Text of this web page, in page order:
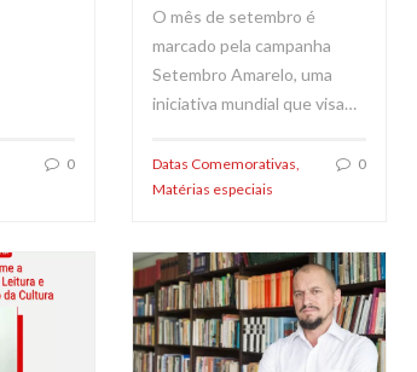
0
O mês de setembro é
marcado pela campanha
Setembro Amarelo, uma
iniciativa mundial que visa…
Datas Comemorativas,
Matérias especiais
0